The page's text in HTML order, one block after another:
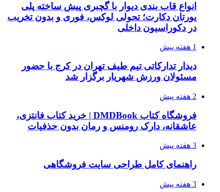
انواع قاب بندی دیوار با گچبری پیش ساخته پلی
یورتان دکارت؛ تحولی لوکس، فوری و بدون تخریب
در دکوراسیون داخلی
1 هفته پیش
دیدار تدارکاتی تیم طیف تهران در کرج با حضور
مسئولان ورزش شهریار برگزار شد
2 هفته پیش
فروشگاه کتاب DMDBook | خرید کتاب فانتزی،
عاشقانه، دارک رومنس و رمان بدون حذفیات
3 هفته پیش
راهنمای کامل طراحی سایت فروشگاهی
3 هفته پیش